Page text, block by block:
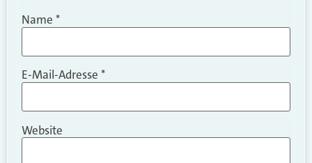
Name *
E-Mail-Adresse *
Website